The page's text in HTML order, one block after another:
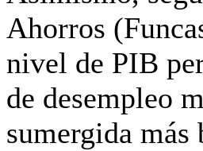
Ahorros
nivel de PIB
de desempleo
sumergida